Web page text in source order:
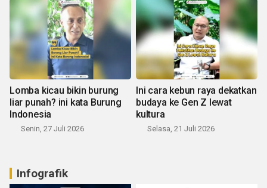
Lomba kicau bikin burung
liar punah? ini kata Burung
Indonesia
Senin, 27 Juli 2026
Ini cara kebun raya dekatkan
budaya ke Gen Z lewat
kultura
Selasa, 21 Juli 2026
Infografik